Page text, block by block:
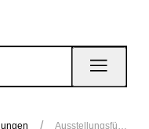
Ausstellungsführung zu „In anderen Räumen“